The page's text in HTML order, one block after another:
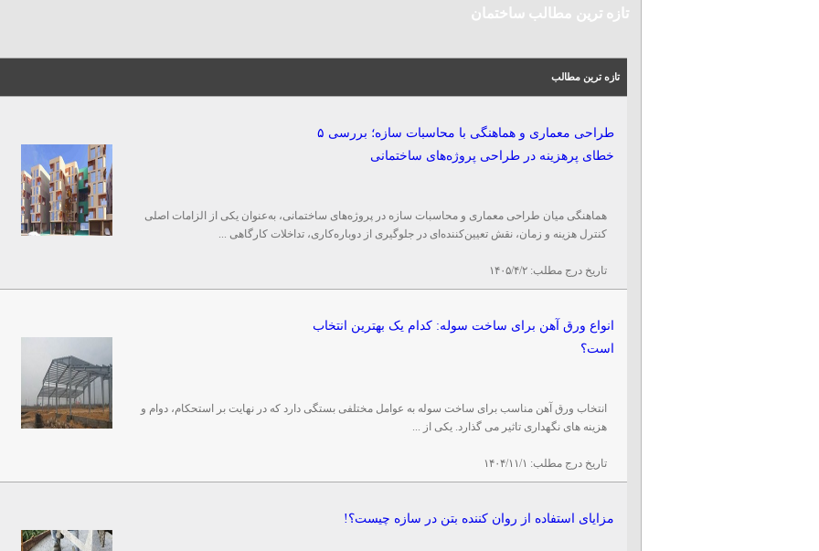
تازه ترین مطالب ساختمان
تازه ترین مطالب
طراحی معماری و هماهنگی با محاسبات سازه؛ بررسی ۵
خطای پرهزینه در طراحی پروژه‌های ساختمانی
هماهنگی میان طراحی معماری و محاسبات سازه در پروژه‌های ساختمانی، به‌عنوان یکی از الزامات اصلی
کنترل هزینه و زمان، نقش تعیین‌کننده‌ای در جلوگیری از دوباره‌کاری، تداخلات کارگاهی ...
تاریخ درج مطلب:۱۴۰۵/۴/۲
انواع ورق آهن برای ساخت سوله: کدام یک بهترین انتخاب
است؟
انتخاب ورق آهن مناسب برای ساخت سوله به عوامل مختلفی بستگی دارد که در نهایت بر استحکام، دوام و
هزینه‌ های نگهداری تاثیر می‌ گذارد. یکی از ...
تاریخ درج مطلب: ۱۴۰۴/۱۱/۱
مزایای استفاده از روان کننده بتن در سازه چیست؟!